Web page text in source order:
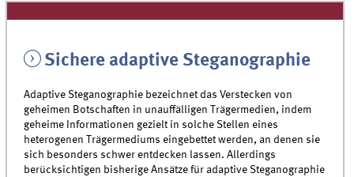
Sichere adaptive Steganographie
Adaptive Steganographie bezeichnet das Verstecken von
geheimen Botschaften in unauffälligen Trägermedien, indem
geheime Informationen gezielt in solche Stellen eines
heterogenen Trägermediums eingebettet werden, an denen sie
sich besonders schwer entdecken lassen. Allerdings
berücksichtigen bisherige Ansätze für adaptive Steganographie